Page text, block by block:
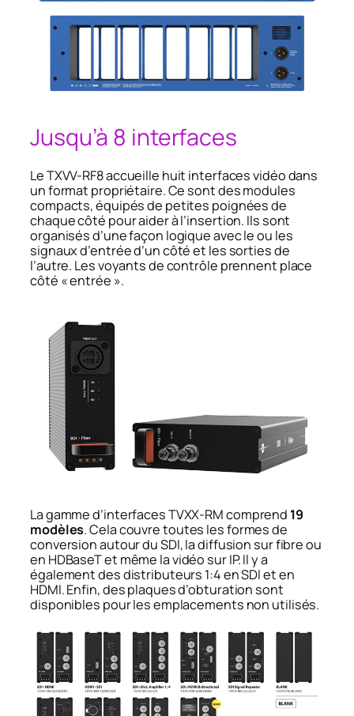
Jusqu’à 8 interfaces
Le TXVV-RF8 accueille huit interfaces vidéo dans
un format propriétaire. Ce sont des modules
compacts, équipés de petites poignées de
chaque côté pour aider à l’insertion. Ils sont
organisés d’une façon logique avec le ou les
signaux d’entrée d’un côté et les sorties de
l’autre. Les voyants de contrôle prennent place
côté « entrée ».
La gamme d’interfaces TVXX-RM comprend 19
modèles. Cela couvre toutes les formes de
conversion autour du SDI, la diffusion sur fibre ou
en HDBaseT et même la vidéo sur IP. Il y a
également des distributeurs 1:4 en SDI et en
HDMI. Enfin, des plaques d’obturation sont
disponibles pour les emplacements non utilisés.